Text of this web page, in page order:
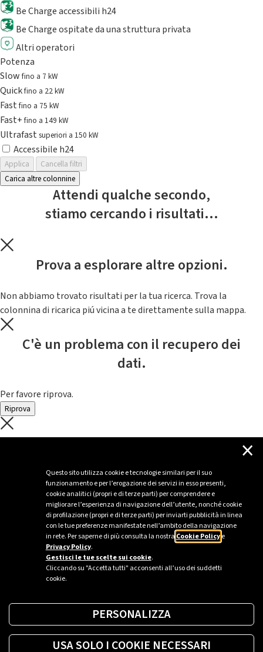
Questo sito utilizza cookie e tecnologie similari per il suo
funzionamento e per l’erogazione dei servizi in esso presenti,
cookie analitici (propri e di terze parti) per comprendere e
migliorare l’esperienza di navigazione dell’utente, nonché cookie
di profilazione (propri e di terze parti) per inviarti pubblicità in linea
con le tue preferenze manifestate nell’ambito della navigazione
in rete. Per saperne di più consulta la nostra Cookie Policye
Privacy Policy.
Gestisci le tue scelte sui cookie.
Cliccando su "Accetta tutti" acconsenti all’uso dei suddetti
cookie.
×
PERSONALIZZA
USA SOLO I COOKIE NECESSARI
Be Charge accessibili h24
Be Charge ospitate da una struttura privata
Altri operatori
Potenza
Slowfino a 7 kW
Quickfino a 22 kW
Fastfino a 75 kW
Fast+fino a 149 kW
Ultrafast superiori a 150 kW
Accessibile h24
Applica
Cancella filtri
Carica altre colonnine
Attendi qualche secondo,
stiamo cercando i risultati...
Prova a esplorare altre opzioni.
Non abbiamo trovato risultati per la tua ricerca. Trova la
colonnina di ricarica piú vicina a te direttamente sulla mappa.
C'è un problema con il recupero dei
dati.
Per favore riprova.
Riprova
C'è un problema con il recupero dei
Per favore riprova piú tardi
Sei un’azienda o una PA?
Trova la soluzione più giusta per te.
Richiedi una colonnina